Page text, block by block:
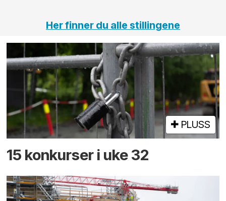
Her finner du alle stillingene
PLUSS
15 konkurser i uke 32